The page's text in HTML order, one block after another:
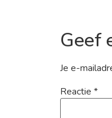
Geef
Je e-
Reactie *